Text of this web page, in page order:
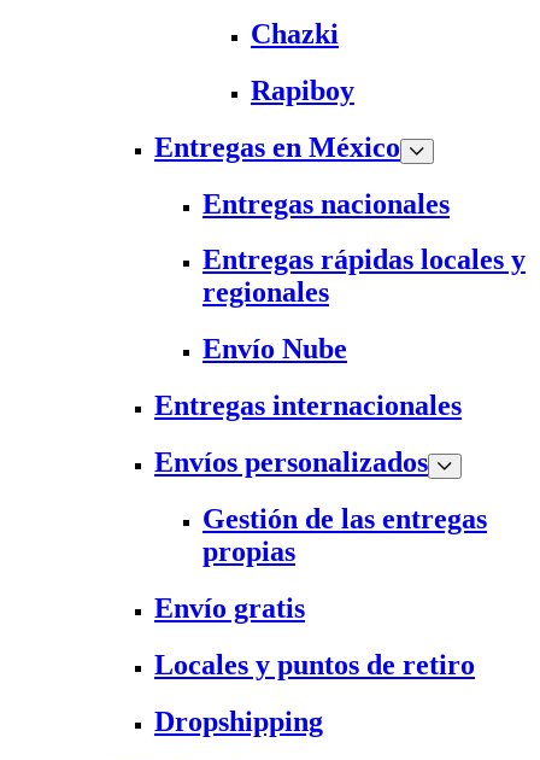
Chazki
Rapiboy
Entregas en México
Entregas nacionales
Entregas rápidas locales y
regionales
Envío Nube
Entregas internacionales
Envíos personalizados
Gestión de las entregas
propias
Envío gratis
Locales y puntos de retiro
Dropshipping